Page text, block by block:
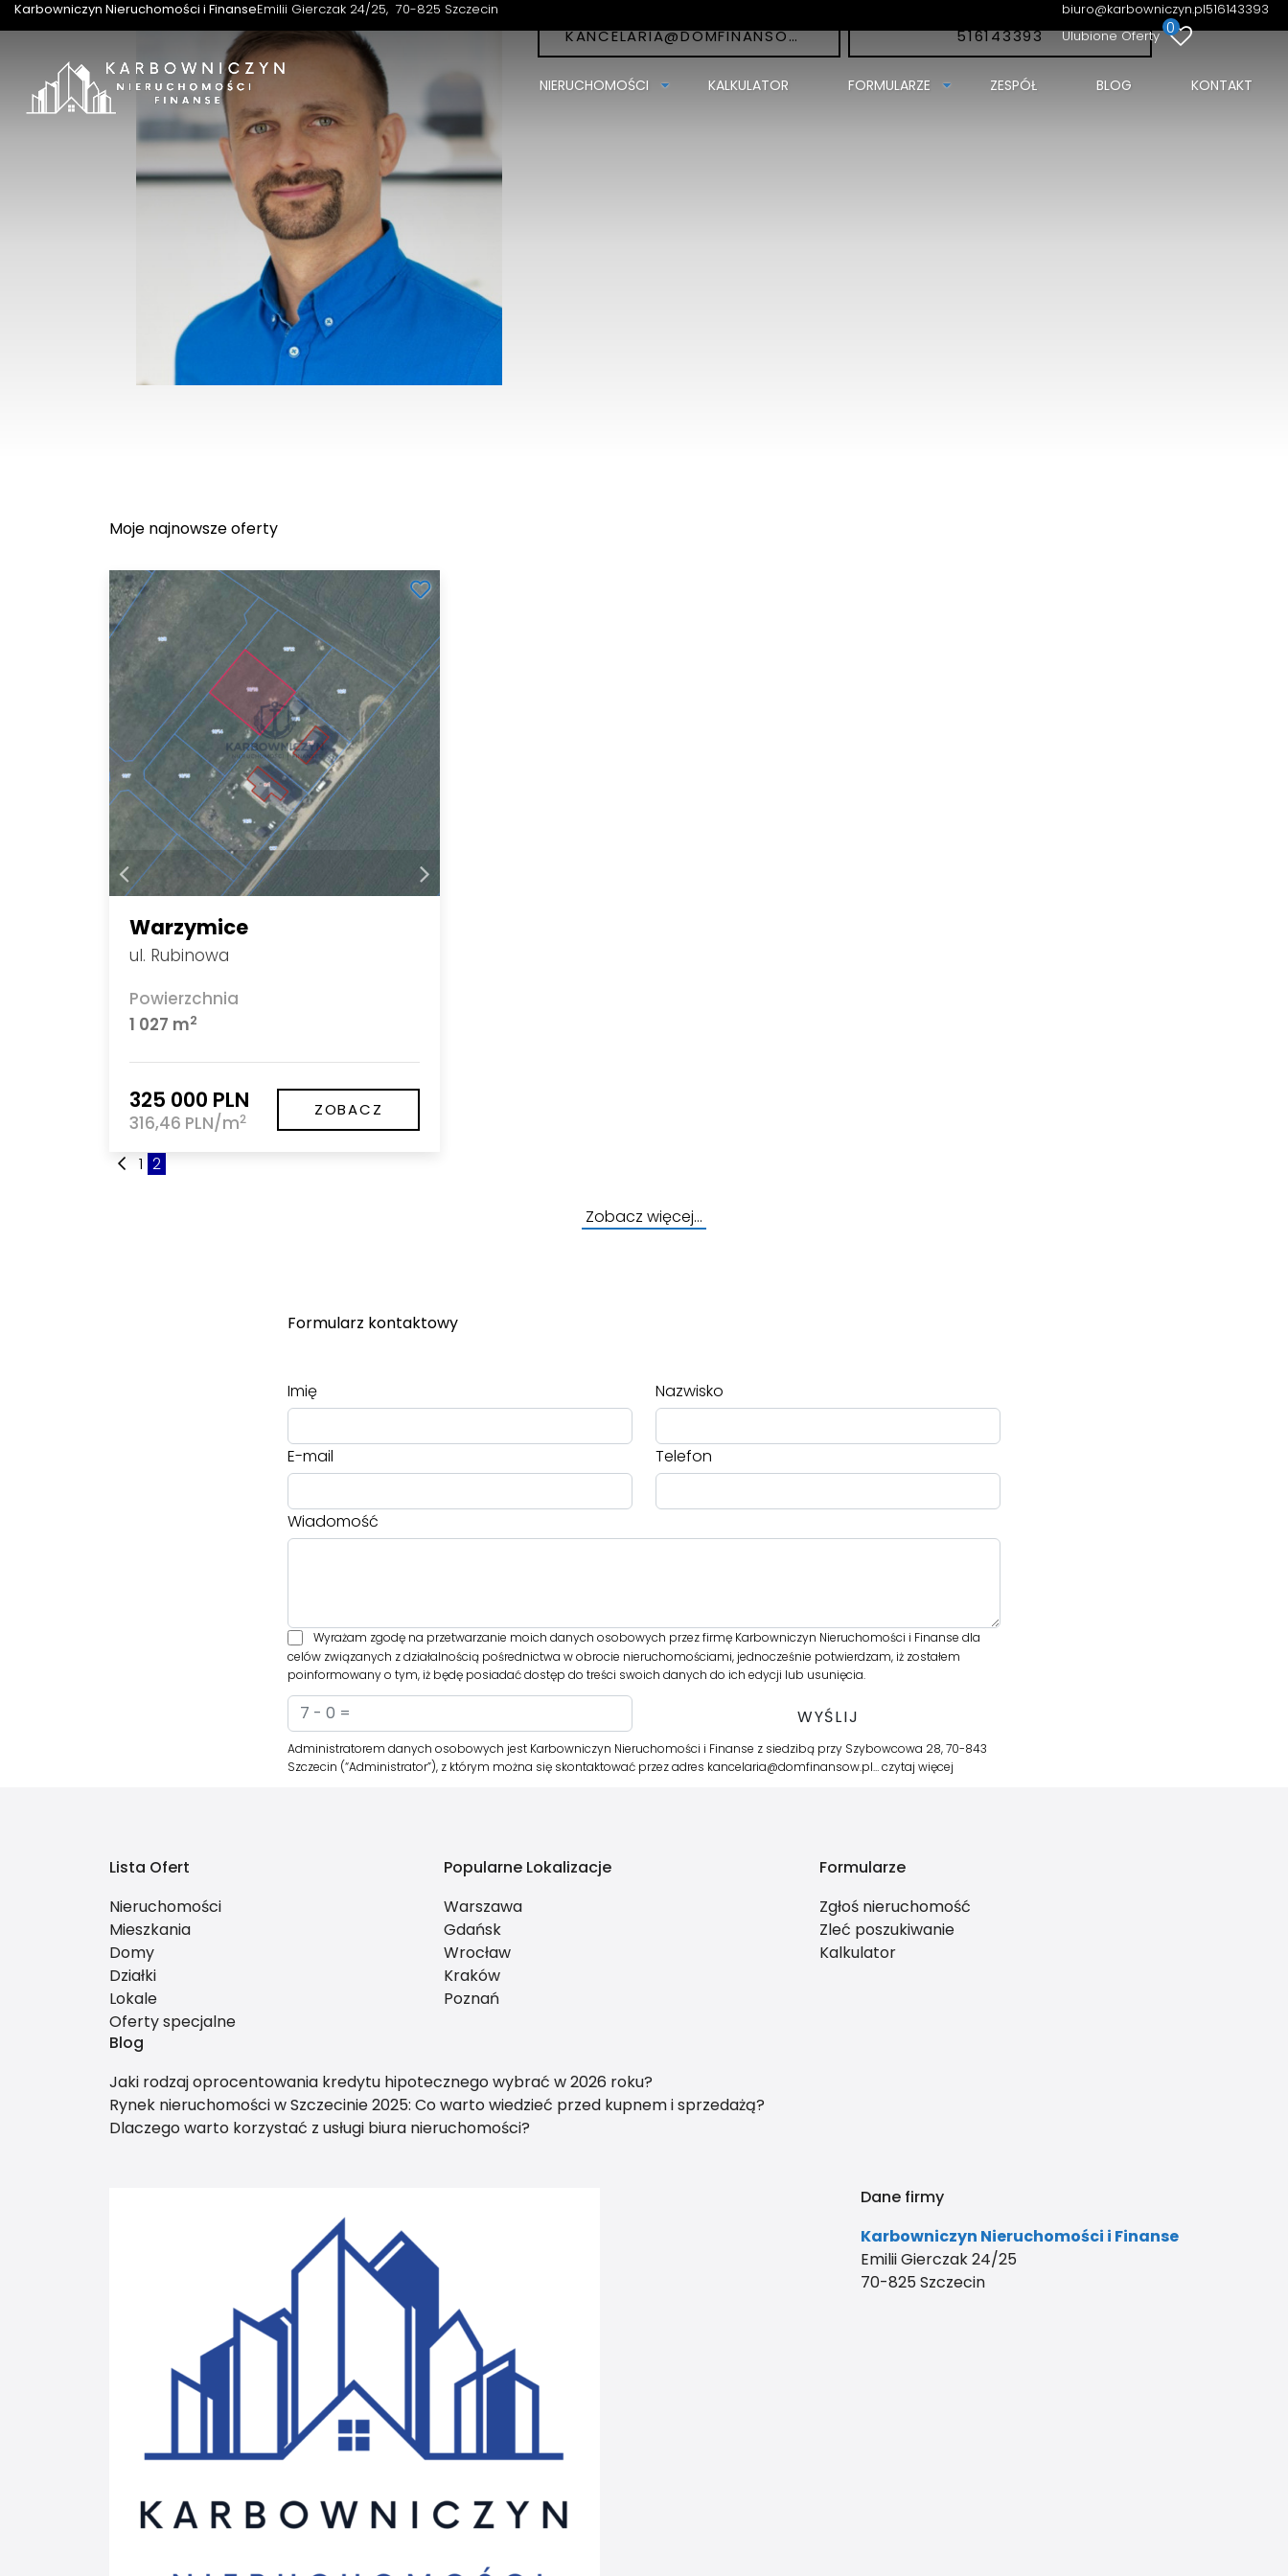
Karbowniczyn Nieruchomości i FinanseEmilii Gierczak 24/25 70-825 Szczecin biuro@karbowniczyn.pl516143393
Ulubione Oferty 0
NIERUCHOMOŚCI KALKULATOR FORMULARZE ZESPÓŁ BLOG KONTAKT
Emilii Gierczak 24/25
70-825 Szczecin
516143393
KANCELARIA@DOMFINANSOW.PL 516143393
Moje najnowsze oferty
Warzymice
ul. Rubinowa
Powierzchnia
1 027 m2
325 000 PLN
316,46 PLN/m2 ZOBACZ
1 2
Zobacz więcej…
Formularz kontaktowy
Imię Nazwisko
E-mail Telefon
Wiadomość
Wyrażam zgodę na przetwarzanie moich danych osobowych przez firmę Karbowniczyn Nieruchomości i Finanse dla
celów związanych z działalnością pośrednictwa w obrocie nieruchomościami, jednocześnie potwierdzam, iż zostałem
poinformowany o tym, iż będę posiadać dostęp do treści swoich danych do ich edycji lub usunięcia.
Administratorem danych osobowych jest Karbowniczyn Nieruchomości i Finanse z siedzibą przy Szybowcowa 28, 70-843
Szczecin (“Administrator”), z którym można się skontaktować przez adres kancelaria@domfinansow.pl…czytaj więcej
Lista Ofert
Nieruchomości
Mieszkania
Domy
Działki
Lokale
Oferty specjalne
Popularne Lokalizacje
Warszawa
Gdańsk
Wrocław
Kraków
Poznań
Formularze
Zgłoś nieruchomość
Zleć poszukiwanie
Kalkulator
Blog
Jaki rodzaj oprocentowania kredytu hipotecznego wybrać w 2026 roku?
Rynek nieruchomości w Szczecinie 2025: Co warto wiedzieć przed kupnem i sprzedażą?
Dlaczego warto korzystać z usługi biura nieruchomości?
Dane firmy
Karbowniczyn Nieruchomości i Finanse
Emilii Gierczak 24/25
70-825 Szczecin